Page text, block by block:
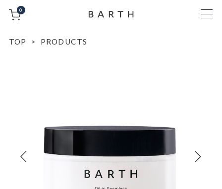
0
TOP PRODUCTS